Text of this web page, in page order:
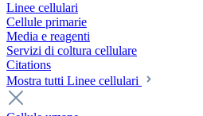
Linee cellulari
Cellule primarie
Media e reagenti
Servizi di coltura cellulare
Citations
Mostra tutti Linee cellulari